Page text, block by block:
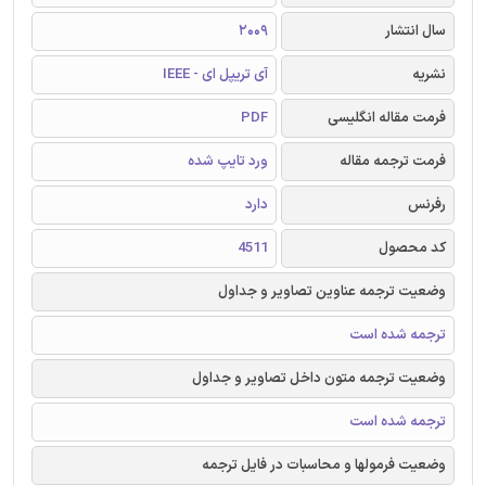
سال انتشار
2009
نشریه
آی تریپل ای - IEEE
فرمت مقاله انگلیسی
PDF
فرمت ترجمه مقاله
ورد تایپ شده
رفرنس
دارد
کد محصول
4511
وضعیت ترجمه عناوین تصاویر و جداول
ترجمه شده است
وضعیت ترجمه متون داخل تصاویر و جداول
ترجمه شده است
وضعیت فرمولها و محاسبات در فایل ترجمه